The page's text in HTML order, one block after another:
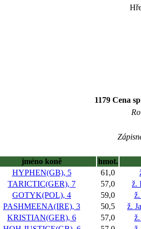
1179 Cena
jméno koně
hmot.
HYPHEN(GB), 5 61,0
TARICTIC(GER), 7 57,0
ž.
GOTYK(POL), 4 59,0
PASHMEENA(IRE), 3 50,5
ž.
KRISTIAN(GER), 6 57,0